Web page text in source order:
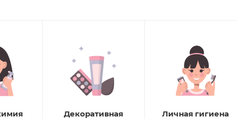
Декоративная
Личная гигиена